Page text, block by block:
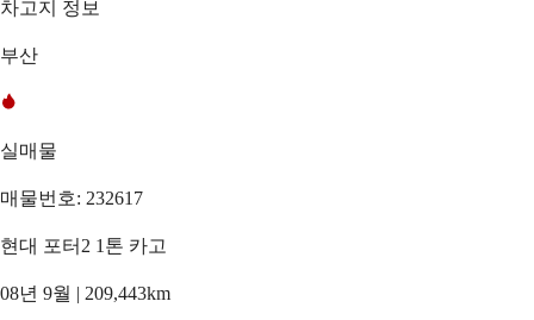
차고지 정보
부산
실매물
매물번호: 232617
현대 포터2 1톤 카고
08년 9월 | 209,443km